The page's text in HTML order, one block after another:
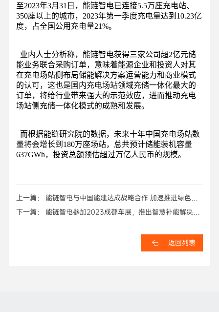
至2023年3月31日，能链智电已连接5.5万座充电站、
350座以上的城市，2023年第一季度充电量达到10.23亿
度，占全国公用充电量21%。
业内人士分析称，能链智电获得三家公司超2亿元储
能业务联合采购订单，意味着能源企业和投资人对其
在充电场站侧布局储能解决方案运营能力和商业模式
的认可，这也是国内充电场站领域充储一体化最大的
订单，将给行业带来强大的示范效应，进而推动充电
场站侧充储一体化模式的成熟和发展。
而根据能链研究院的数据，未来十年中国充电场站数
量将会增长到180万座场站，总共预计储能装机容量
637GWh，投资总额预估超过万亿人民币的规模。
上一篇： 能链智电与中国能建达成战略合作 加速推进绿色交
通基础设施建设
下一篇： 能链智电参加2023成都车展，推出智慧补能解决方
返回列表